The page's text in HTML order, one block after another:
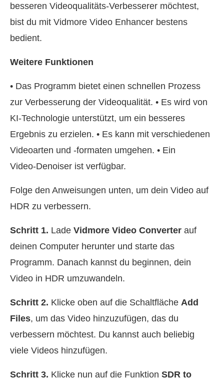
besseren Videoqualitäts‑Verbesserer möchtest,
bist du mit Vidmore Video Enhancer bestens
bedient.
Weitere Funktionen
• Das Programm bietet einen schnellen Prozess
zur Verbesserung der Videoqualität. • Es wird von
KI‑Technologie unterstützt, um ein besseres
Ergebnis zu erzielen. • Es kann mit verschiedenen
Videoarten und ‑formaten umgehen. • Ein
Video‑Denoiser ist verfügbar.
Folge den Anweisungen unten, um dein Video auf
HDR zu verbessern.
Schritt 1. Lade Vidmore Video Converter auf
deinen Computer herunter und starte das
Programm. Danach kannst du beginnen, dein
Video in HDR umzuwandeln.
Schritt 2. Klicke oben auf die Schaltfläche Add
Files, um das Video hinzuzufügen, das du
verbessern möchtest. Du kannst auch beliebig
viele Videos hinzufügen.
Schritt 3. Klicke nun auf die Funktion SDR to